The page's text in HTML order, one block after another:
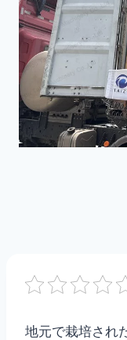
地元で栽培され